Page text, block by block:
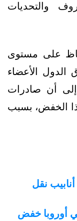
والتحديات
على مستوى
الدول الأعضاء
2021، لافتًا إلى أن صادرات
الخفض، بسبب
نقل
أوروبا خفض